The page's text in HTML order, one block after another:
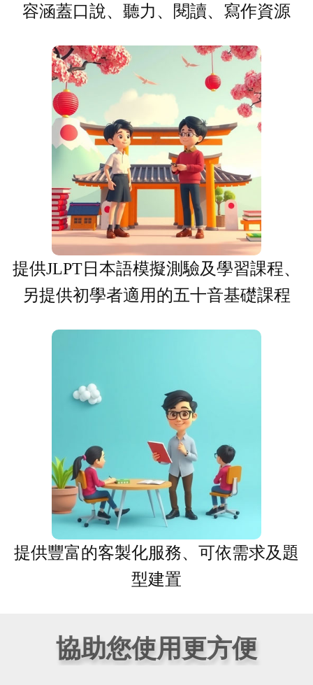
容涵蓋口說、聽力、閱讀、寫作資源
提供JLPT日本語模擬測驗及學習課程、
另提供初學者適用的五十音基礎課程
提供豐富的客製化服務、可依需求及題
型建置
協助您使用更方便